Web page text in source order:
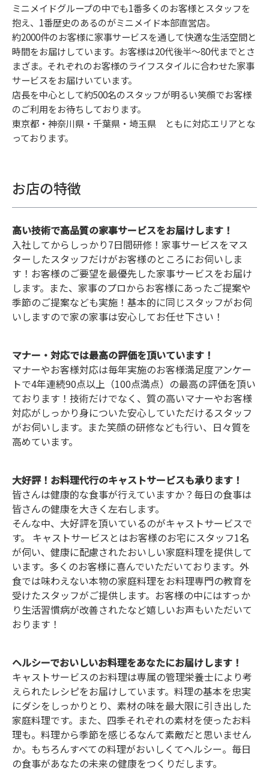
ミニメイドグループの中でも1番多くのお客様とスタッフを
抱え、1番歴史のあるのがミニメイド本部直営店。
約2000件のお客様に家事サービスを通して快適な生活空間と
時間をお届けしています。お客様は20代後半〜80代までとさ
まざま。それぞれのお客様のライフスタイルに合わせた家事
サービスをお届けいています。
店長を中心として約500名のスタッフが明るい笑顔でお客様
のご利用をお待ちしております。
東京都・神奈川県・千葉県・埼玉県 ともに対応エリアとな
っております。
お店の特徴
高い技術で高品質の家事サービスをお届けします！
入社してからしっかり7日間研修！家事サービスをマス
ターしたスタッフだけがお客様のところにお伺いしま
す！お客様のご要望を最優先した家事サービスをお届け
します。また、家事のプロからお客様にあったご提案や
季節のご提案なども実施！基本的に同じスタッフがお伺
いしますので家の家事は安心してお任せ下さい！
マナー・対応では最高の評価を頂いています！
マナーやお客様対応は毎年実施のお客様満足度アンケー
トで4年連続90点以上（100点満点）の最高の評価を頂い
ております！技術だけでなく、質の高いマナーやお客様
対応がしっかり身についた安心していただけるスタッフ
がお伺いします。また笑顔の研修なども行い、日々質を
高めています。
大好評！お料理代行のキャストサービスも承ります！
皆さんは健康的な食事が行えていますか？毎日の食事は
皆さんの健康を大きく左右します。
そんな中、大好評を頂いているのがキャストサービスで
す。 キャストサービスとはお客様のお宅にスタッフ1名
が伺い、健康に配慮されたおいしい家庭料理を提供して
います。多くのお客様に喜んでいただいております。外
食では味わえない本物の家庭料理をお料理専門の教育を
受けたスタッフがご提供します。お客様の中にはすっか
り生活習慣病が改善されたなど嬉しいお声もいただいて
おります！
ヘルシーでおいしいお料理をあなたにお届けします！
キャストサービスのお料理は専属の管理栄養士により考
えられたレシピをお届けしています。料理の基本を忠実
にダシをしっかりとり、素材の味を最大限に引き出した
家庭料理です。また、四季それぞれの素材を使ったお料
理も。料理から季節を感じるなんて素敵だと思いません
か。もちろんすべての料理がおいしくてヘルシー。毎日
の食事があなたの未来の健康をつくりだします。